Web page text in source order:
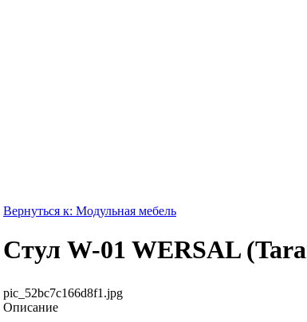
Вернуться к: Модульная мебель
Стул W-01 WERSAL
pic_52bc7c166d8f1.jpg
Описание